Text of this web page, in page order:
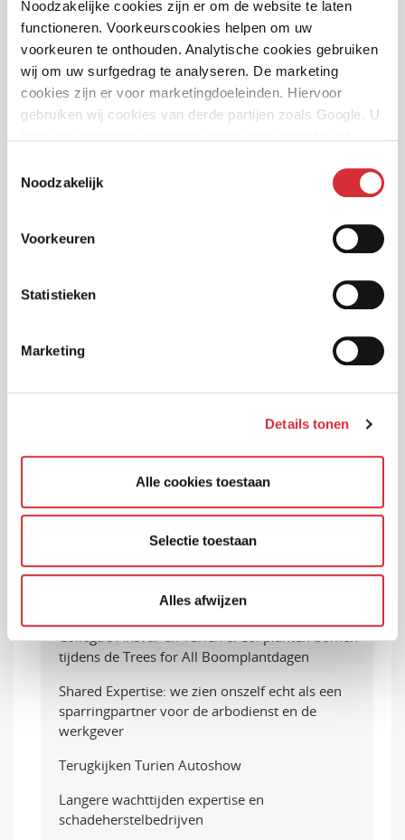
Noodzakelijke cookies zijn er om de website te laten
functioneren. Voorkeurscookies helpen om uw
voorkeuren te onthouden. Analytische cookies gebruiken
wij om uw surfgedrag te analyseren. De marketing
cookies zijn er voor marketingdoeleinden. Hiervoor
gebruiken wij cookies van derde partijen zoals Google. U
Noodzakelijk
Voorkeuren
Statistieken
Marketing
Details tonen
Alle cookies toestaan
Selectie toestaan
Alles afwijzen
Sponsoring bij De Molenrit van SK Consulting
Gratis taxatie met Classic Car Ratings verlengd
tot 1-7-2024
Kantoor gesloten vanwege feestdagen
Is een werkgever aansprakelijk voor schade die
Nieuwe DAS Rechtsbijstandverzekeringen
Bij Turien & Co. geven wij geen boetes, alleen
1Key over NIS2-richtlijn. Wat zijn de gevolgen en
Pilot: 3 maanden gratis cybersecurity voor jouw
Aanzienlijke verlaging Beperkt Casco premie
nieuwwaarderegeling
Nieuwe herbouwwaarde- en
inboedelwaardemeter 2024
Collega’s Ansvar en Turien & Co. planten bomen
tijdens de Trees for All Boomplantdagen
Shared Expertise: we zien onszelf echt als een
sparringpartner voor de arbodienst en de
werkgever
Terugkijken Turien Autoshow
Langere wachttijden expertise en
schadeherstelbedrijven